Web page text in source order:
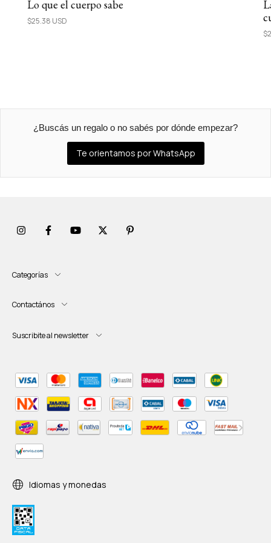
Lo que el cuerpo sabe
$25.38 USD
¿Buscás un regalo o no sabés por dónde empezar?
Te orientamos por WhatsApp
Categorías
Contactános
Suscribite al newsletter
Idiomas y monedas